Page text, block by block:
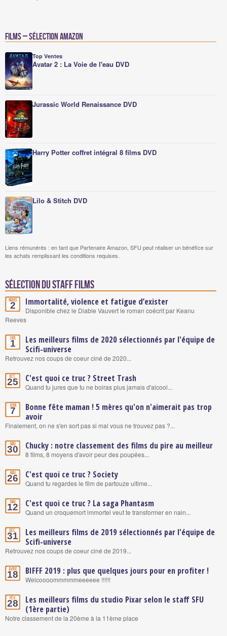
Films – Sélection Amazon
Top Ventes
Avatar 2 : La Voie de l'eau DVD
Jurassic World Renaissance DVD
Harry Potter coffret intégral 8 films DVD
Lilo & Stitch DVD
Liens rémunérés : en tant que Partenaire Amazon, SFU peut réaliser un bénéfice sur
les achats remplissant les conditions requises.
Sélection du staff Films
Mars
2 Immortalité, violence et fatigue d’exister
Disponible chez le Diable Vauvert le roman coécrit par Keanu
Reeves
Jan.
1
Les meilleurs films de 2020 sélectionnés par l'équipe de
Scifi-universe
Retrouvez nos coups de coeur ciné de 2020...
Oct.
25 C'est quoi ce truc ? Street Trash
Quand tu jures que tu ne boiras plus jamais d'alcool...
Juin
7
Bonne fête maman ! 5 mères qu'on n'aimerait pas trop
avoir
Finalement, on ne s'en sort pas si mal vous ne trouvez pas ?...
Mai
30 Chucky : notre classement des films du pire au meilleur
8 films, 8 moyens d'avoir peur des poupées...
Mai
26 C'est quoi ce truc ? Society
Quand tu regardes le film de partouze ultime...
Mai
12 C'est quoi ce truc ? La saga Phantasm
Quand un croquemort immortel veut te transformer en nain...
Déc.
31
Les meilleurs films de 2019 sélectionnés par l'équipe de
Scifi-universe
Retrouvez nos coups de coeur ciné de 2019...
Avril
18 BIFFF 2019 : plus que quelques jours pour en profiter !
Welcoooommmmmeeeeee !!!!!!
Fév.
28
Les meilleurs films du studio Pixar selon le staff SFU
(1ère partie)
Notre classement de la 20ème à la 11ème place